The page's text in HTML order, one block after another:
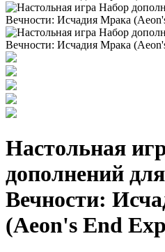
Настольная
дополнений
Вечности:
(Aeon's End